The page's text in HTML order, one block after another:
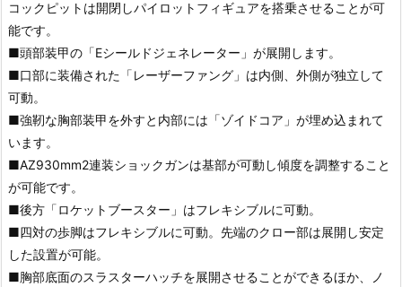
コックピットは開閉しパイロットフィギュアを搭乗させることが可
能です。
■頭部装甲の「Eシールドジェネレーター」が展開します。
■口部に装備された「レーザーファング」は内側、外側が独立して
可動。
■強靭な胸部装甲を外すと内部には「ゾイドコア」が埋め込まれて
います。
■AZ930mm2連装ショックガンは基部が可動し傾度を調整すること
が可能です。
■後方「ロケットブースター」はフレキシブルに可動。
■四対の歩脚はフレキシブルに可動。先端のクロー部は展開し安定
した設置が可能。
■胸部底面のスラスターハッチを展開させることができるほか、ノ